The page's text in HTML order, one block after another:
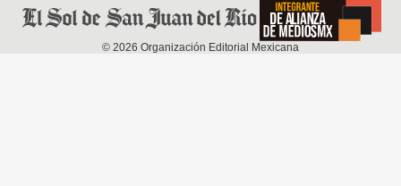
© 2026 Organización Editorial Mexicana